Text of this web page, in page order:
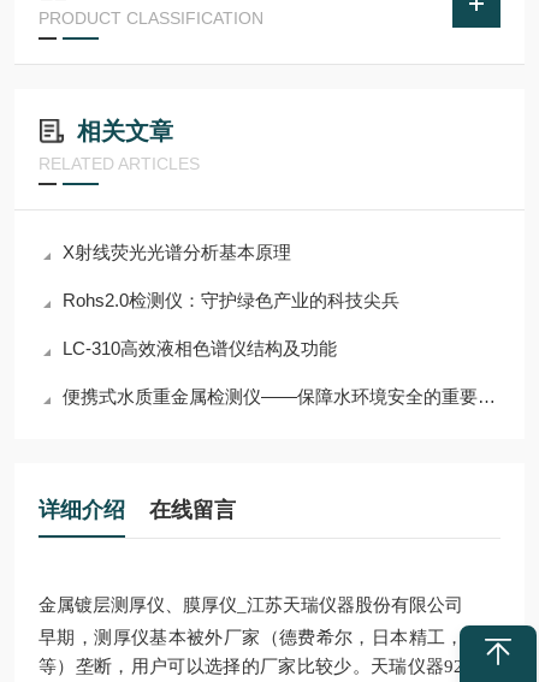
PRODUCT CLASSIFICATION
相关文章
RELATED ARTICLES
X射线荧光光谱分析基本原理
Rohs2.0检测仪：守护绿色产业的科技尖兵
LC-310高效液相色谱仪结构及功能
便携式水质重金属检测仪——保障水环境安全的重要工具
详细介绍 在线留言
金属镀层测厚仪、膜厚仪_江苏天瑞仪器股份有限公司
早期，测厚仪基本被外厂家（德费希尔，日本精工，牛津
等）垄断，用户可以选择的厂家比较少。天瑞仪器92年开